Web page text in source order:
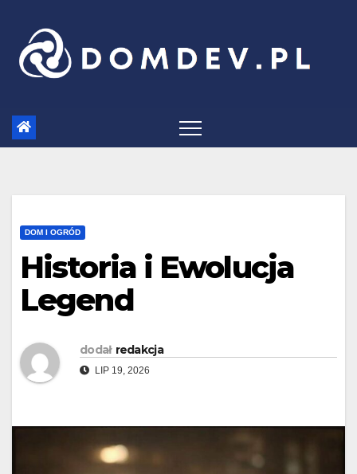
content
DOM I OGRÓD
Historia i Ewolucja
Legend
dodał redakcja
LIP 19, 2026